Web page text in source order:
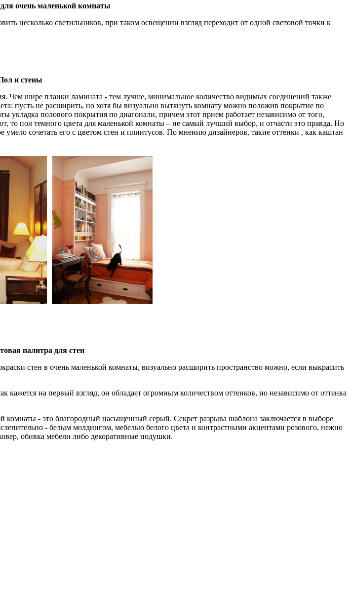
очень маленькой комнаты
несколько светильников, при таком освещении взгляд переходит от одной световой точки к
и стены
Чем шире планки ламината - тем лучше, минимальное количество видимых соединений также
пусть не расширить, но хотя бы визуально вытянуть комнату можно положив покрытие по
укладка полового покрытия по диагонали, причем этот прием работает независимо от того,
то пол темного цвета для маленькой комнаты – не самый лучший выбор, и отчасти это правда. Но
сочетать его с цветом стен и плинтусов. По мнению дизайнеров, такие оттенки , как каштан
палитра для стен
стен в очень маленькой комнаты, визуально расширить пространство можно, если выкрасить
на первый взгляд, он обладает огромным количеством оттенков, но независимо от оттенка
комнаты - это благородный насыщенный серый. Секрет разрыва шаблона заключается в выборе
- белым молдингом, мебелью белого цвета и контрастными акцентами розового, нежно
обивка мебели либо декоративные подушки.